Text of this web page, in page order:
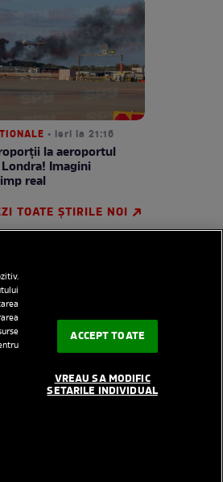
• ieri la 21:16
la aeroportul
Imagini
real
TOATE ȘTIRILE NOI
ACCEPT TOATE
VREAU SA MODIFIC
SETARILE INDIVIDUAL